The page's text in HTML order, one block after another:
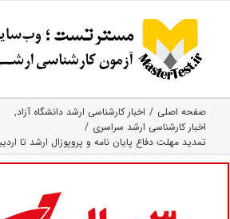
content
صفحه اصلی
اخبار کارشناسی ارشد دانشگاه آزاد
اخبار کارشناسی ارشد سراسری
تمدید مهلت دفاع پایان نامه و پروپوزال ارشد تا